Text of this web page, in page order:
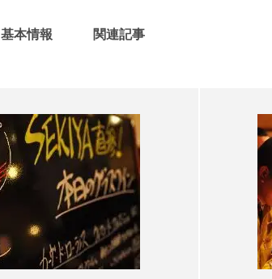
基本情報 関連記事